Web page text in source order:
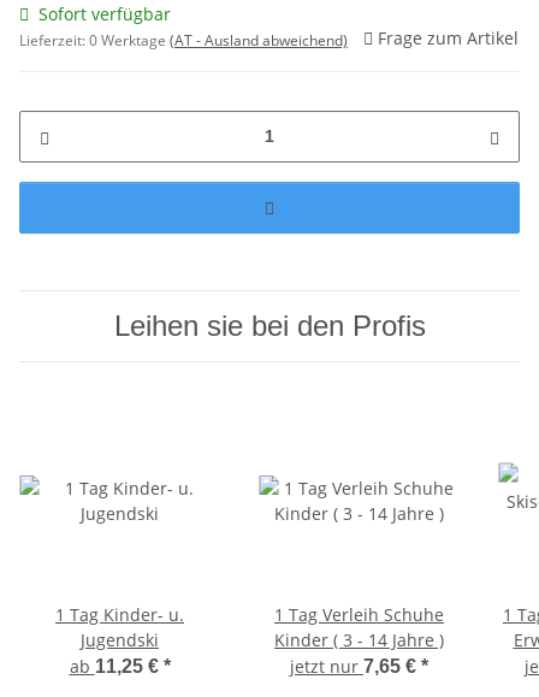
Sofort verfügbar
Lieferzeit:0 Werktage (AT - Ausland abweichend) Frage zum Artikel
Leihen sie bei den Profis
1 Tag Kinder- u.
Jugendski
ab 11,25 € *
1 Tag Verleih Schuhe
Kinder ( 3 - 14 Jahre )
jetzt nur 7,65 € *
1